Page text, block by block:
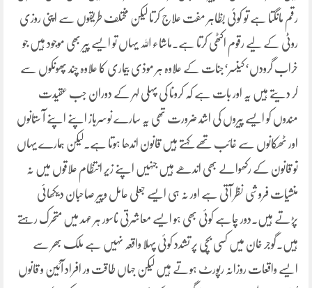
رقم مانگتا ہے تو کوئی بظاہر مفت علاج کرتا لیکن مختلف طریقوں سے اپنی روزی
روٹی کے لیے رقوم اکٹھی کرتا ہے۔ماشاء اللہ یہاں تو ایسے پیر بھی موجود ہیں جو
خراب گرودں‘کینسر‘جنات کے علاوہ ہر موذی بیماری کا علاوہ چند پھونکوں سے
کر دیتے ہیں یہ اور بات ہے کہ کرونا کی پہلی لہر کے دوران جب عقیدت
مندوں کو ایسے پیروں کی اشد ضرورت تھی یہ سارے نوسرباز اپنے اپنے آ ستانوں
اور ٹھکانوں سے غائب تھے کہتے ہیں قانون اندھا ہوتا ہے۔لیکن ہمارے یہاں
تو قانون کے رکھوالے بھی اندھے ہیں جنہیں اپنے زیر انتظام علاقوں میں نہ
منشیات فروشی نظر آتی ہے اور نہ ہی ایسے جعلی عامل وپیر صاحبان دیکھائی
پڑتے ہیں۔دور چاہے کوئی بھی ہو ایسے معاشرتی ناسور ہر عہد میں متحرک رہتے
ہیں۔گوجر خان میں کسی بچی پر تشدد کوئی پہلا واقعہ نہیں ہے ملک بھر سے
ایسے واقعات روزانہ رپورٹ ہوتے ہیں لیکن جہاں طاقت ور افراد آئین و قانوں